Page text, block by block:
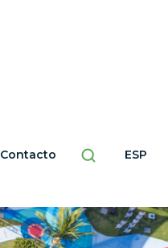
Contacto ESP